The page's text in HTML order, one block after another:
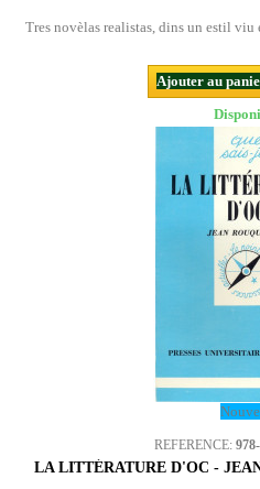
Tres novèlas realistas, dins un estil
Ajouter au
REFERENCE:
LA LITTÉRATURE D'OC -